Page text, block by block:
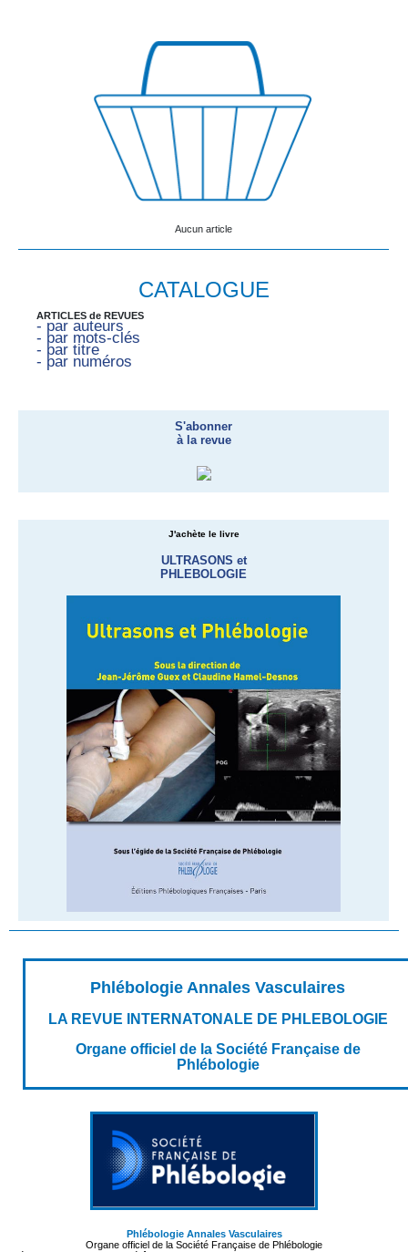
Aucun article
CATALOGUE
ARTICLES de REVUES
- par auteurs
- par mots-clés
- par titre
- par numéros
S'abonner
à la revue
J'achète le livre
ULTRASONS et
PHLEBOLOGIE
Phlébologie Annales Vasculaires
LA REVUE INTERNATONALE DE PHLEBOLOGIE
Organe officiel de la Société Française de
Phlébologie
Phlébologie Annales Vasculaires
Organe officiel de la Société Française de Phlébologie